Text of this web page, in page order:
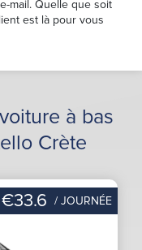
mail. Quelle que soit
est là pour vous
à bas
Crète
€33.6 / JOURNÉE